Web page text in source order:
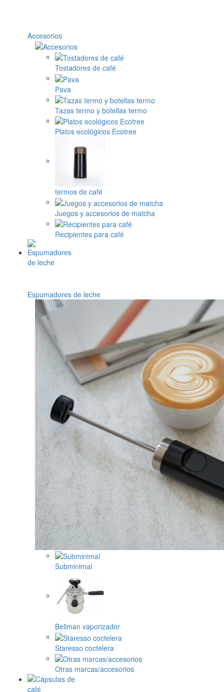
Accesorios
Tostadores de café
Pava
Tazas termo y botellas termo
Platos ecológicos Ecotree
termos de café
Juegos y accesorios de matcha
Recipientes para café
Espumadores de leche
Subminimal
Bellman vaporizador
Staresso coctelera
Otras marcas/accesorios